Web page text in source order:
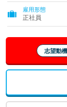
雇用形態
正社員
志望動